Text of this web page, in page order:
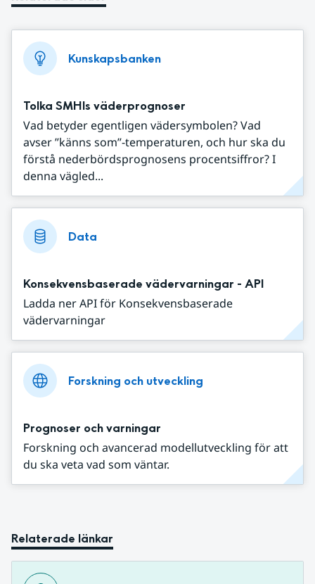
Kunskapsbanken
Tolka SMHIs väderprognoser
Vad betyder egentligen vädersymbolen? Vad
avser ”känns som”-temperaturen, och hur ska du
förstå nederbördsprognosens procentsiffror? I
denna vägled...
Data
Konsekvensbaserade vädervarningar - API
Ladda ner API för Konsekvensbaserade
vädervarningar
Forskning och utveckling
Prognoser och varningar
Forskning och avancerad modellutveckling för att
du ska veta vad som väntar.
Relaterade länkar